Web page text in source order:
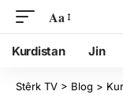
Aa
Kurdistan Jin
Stêrk TV > Blog >